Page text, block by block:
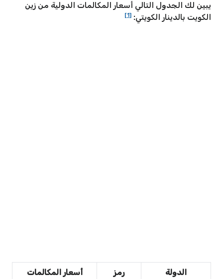
يبين لك الجدول التالي أسعار المكالمات الدولية من زين
الكويت بالدينار الكويتي: [1]
الدولة
رمز
أسعار المكالمات